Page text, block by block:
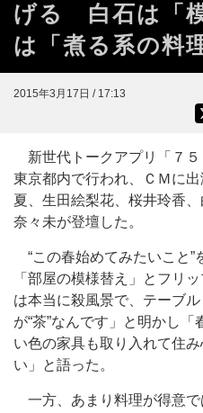
げる 白石は「
は「煮る系の料
2015年3月17日 / 17:13
新世代トークアプリ「７５
東京都内で行われ、ＣＭに
夏、生田絵梨花、桜井玲香
奈々未が登壇した。
“この春始めてみたいこと”
「部屋の模様替え」とフリ
は本当に殺風景で、テーブ
が“茶”なんです」と明かし
い色の家具も取り入れて住
い」と語った。
一方、あまり料理が得意で